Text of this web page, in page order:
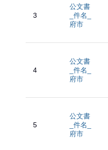
3
公文書
_件名_
府市
4
公文書
_件名_
府市
5
公文書
_件名_
府市